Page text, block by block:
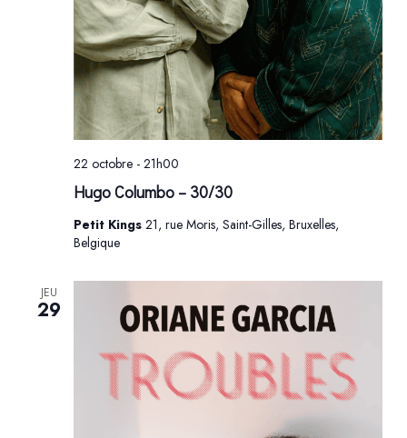
Hugo Columbo – 30/30
22 octobre - 21h00
Petit Kings 21, rue Moris, Saint-Gilles, Bruxelles,
Belgique
JEU
29